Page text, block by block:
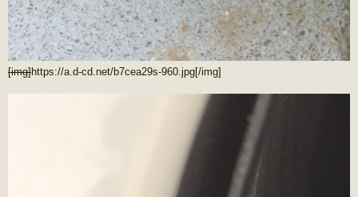
[img]https://a.d-cd.net/b7cea29s-960.jpg[/img]